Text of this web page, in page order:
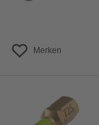
Merken